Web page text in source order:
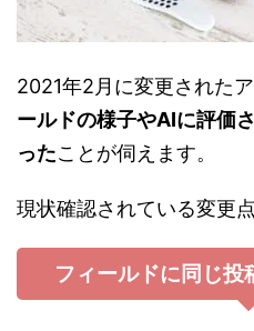
2021年2月に変更された
ールドの様子やAIに評価
ったことが伺えます。
現状確認されている変更
フィールドに同じ投